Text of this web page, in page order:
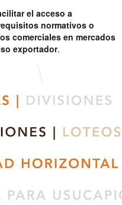
el acceso a
normativos o
comerciales en mercados
exportador.